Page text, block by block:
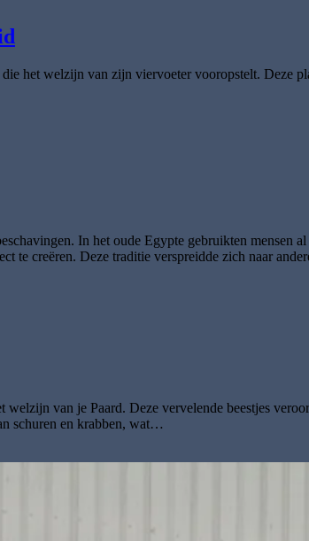
het welzijn van zijn viervoeter vooropstelt. Deze
In het oude Egypte gebruikten mensen
te creëren. Deze traditie verspreidde zich naar
van je Paard. Deze vervelende beestjes
schuren en krabben, wat…